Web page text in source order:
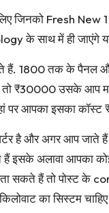
जिनको Fresh New 1
के साथ में ही जाएंगे
हैं. 1800 तक के पैनल
₹30000 उसके आप
पर आपका इसका
है और अगर आप जाते
इसके अलावा आपका
सकते हैं तो पोस्ट के
का सिस्टम